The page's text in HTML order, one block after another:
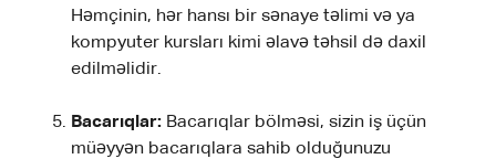
Həmçinin, hər hansı bir sənaye təlimi və ya
kompyuter kursları kimi əlavə təhsil də daxil
edilməlidir.
Bacarıqlar: Bacarıqlar bölməsi, sizin iş üçün
müəyyən bacarıqlara sahib olduğunuzu